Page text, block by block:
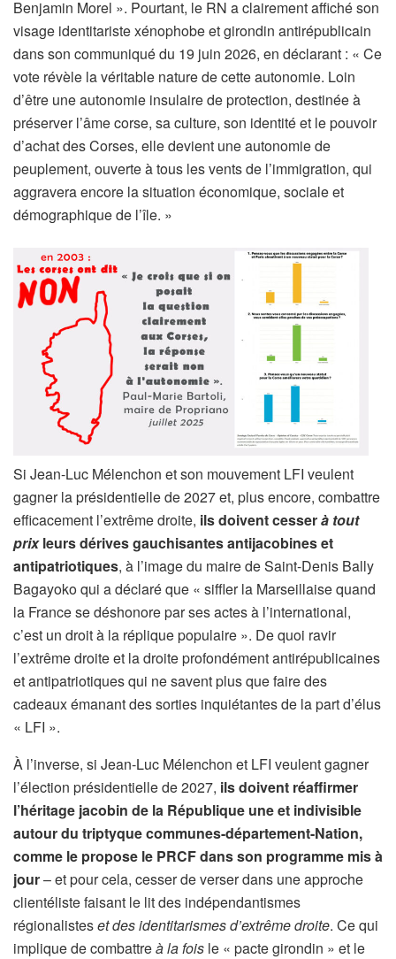
Benjamin Morel ». Pourtant, le RN a clairement affiché son
visage identitariste xénophobe et girondin antirépublicain
dans son communiqué du 19 juin 2026, en déclarant : « Ce
vote révèle la véritable nature de cette autonomie. Loin
d’être une autonomie insulaire de protection, destinée à
préserver l’âme corse, sa culture, son identité et le pouvoir
d’achat des Corses, elle devient une autonomie de
peuplement, ouverte à tous les vents de l’immigration, qui
aggravera encore la situation économique, sociale et
démographique de l’île. »
Si Jean-Luc Mélenchon et son mouvement LFI veulent
gagner la présidentielle de 2027 et, plus encore, combattre
efficacement l’extrême droite, ils doivent cesserà tout
prixleurs dérives gauchisantes antijacobines et
antipatriotiques, à l’image du maire de Saint-Denis Bally
Bagayoko qui a déclaré que « siffler la Marseillaise quand
la France se déshonore par ses actes à l’international,
c’est un droit à la réplique populaire ». De quoi ravir
l’extrême droite et la droite profondément antirépublicaines
et antipatriotiques qui ne savent plus que faire des
cadeaux émanant des sorties inquiétantes de la part d’élus
« LFI ».
À l’inverse, si Jean-Luc Mélenchon et LFI veulent gagner
l’élection présidentielle de 2027, ils doivent réaffirmer
l’héritage jacobin de la République une et indivisible
autour du triptyque communes-département-Nation,
comme le propose le PRCF dans son programme mis à
jour– et pour cela, cesser de verser dans une approche
clientéliste faisant le lit des indépendantismes
régionalisteset des identitarismes d’extrême droite. Ce qui
implique de combattreà la fois le « pacte girondin » et le